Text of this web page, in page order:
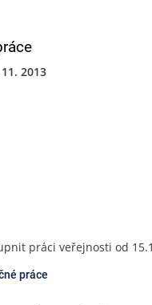
2013
práci veřejnosti od
práce